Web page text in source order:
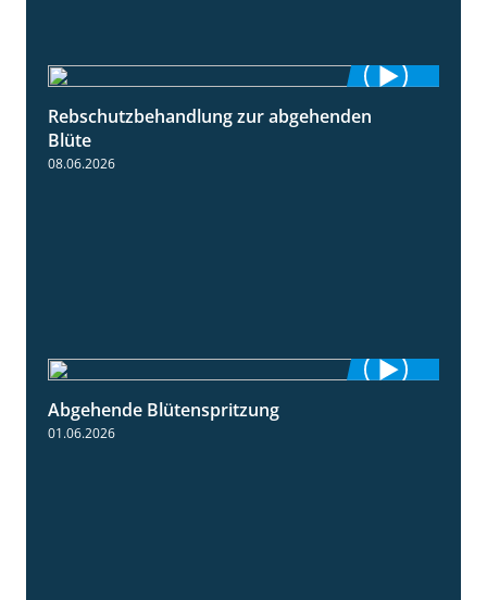
3:06
Rebschutzbehandlung zur abgehenden
Blüte
08.06.2026
Abgehende Blütenspritzung
01.06.2026